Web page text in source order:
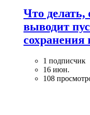
Что делать,
выводит
сохранения
1 подписчик
16 июн.
108